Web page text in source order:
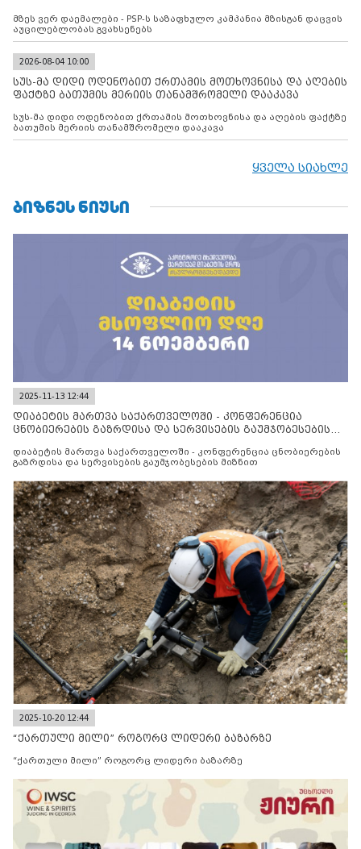
მზეს ვერ დაემალები - PSP-ს საზაფხულო კამპანია მზისგან დაცვის
აუცილებლობას გვახსენებს
2026-08-04 10:00
სუს-მა დიდი ოდენობით ქრთამის მოთხოვნისა და აღების
ფაქტზე ბათუმის მერიის თანამშრომელი დააკავა
სუს-მა დიდი ოდენობით ქრთამის მოთხოვნისა და აღების ფაქტზე
ბათუმის მერიის თანამშრომელი დააკავა
ყველა სიახლე
ᲑᲘᲖᲜᲔᲡ ᲜᲘᲣᲡᲘ
2025-11-13 12:44
დიაბეტის მართვა საქართველოში - კონფერენცია
ცნობიერების გაზრდისა და სერვისების გაუმჯობესების
დიაბეტის მართვა საქართველოში - კონფერენცია ცნობიერების
გაზრდისა და სერვისების გაუმჯობესების მიზნით
2025-10-20 12:44
“ქართული მილი” როგორც ლიდერი ბაზარზე
“ქართული მილი” როგორც ლიდერი ბაზარზე